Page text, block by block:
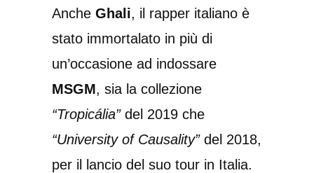
Anche Ghali, il rapper italiano è
stato immortalato in più di
un’occasione ad indossare
MSGM, sia la collezione
“Tropicália”del 2019 che
“University of Causality”del 2018,
per il lancio del suo tour in Italia.